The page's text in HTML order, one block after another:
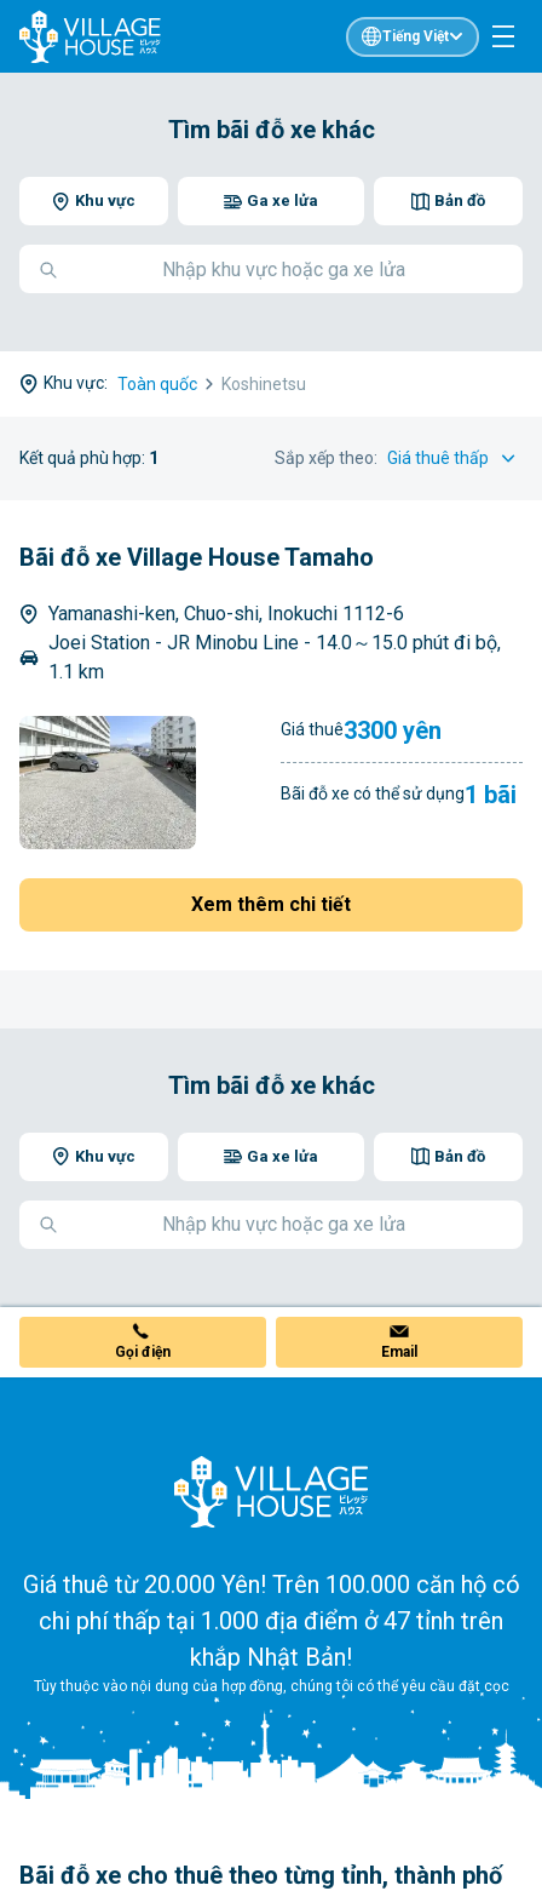
Tiếng Việt
Tìm bãi đỗ xe khác
Khu vực Bản đồ
Ga xe lửa
Khu vực: Toàn quốc Koshinetsu
Kết quả phù hợp: 1 Sắp xếp theo:
Bãi đỗ xe Village House Tamaho
Yamanashi-ken, Chuo-shi, Inokuchi 1112-6
Joei Station - JR Minobu Line - 14.0～15.0 phút đi bộ,
1.1 km
Giá thuê3300 yên
Bãi đỗ xe có thể sử dụng1 bãi
Xem thêm chi tiết
Tìm bãi đỗ xe khác
Khu vực Bản đồ
Ga xe lửa
Gọi điện Email
Giá thuê từ 20.000 Yên! Trên 100.000 căn hộ có
chi phí thấp tại 1.000 địa điểm ở 47 tỉnh trên
khắp Nhật Bản!
Tùy thuộc vào nội dung của hợp đồng, chúng tôi có thể yêu cầu đặt cọc
Bãi đỗ xe cho thuê theo từng tỉnh, thành phố